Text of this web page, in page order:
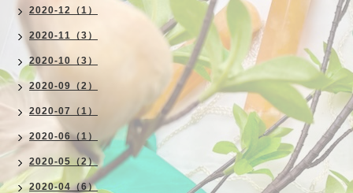
2020-12（1）
2020-11（3）
2020-10（3）
2020-09（2）
2020-07（1）
2020-06（1）
2020-05（2）
2020-04（6）